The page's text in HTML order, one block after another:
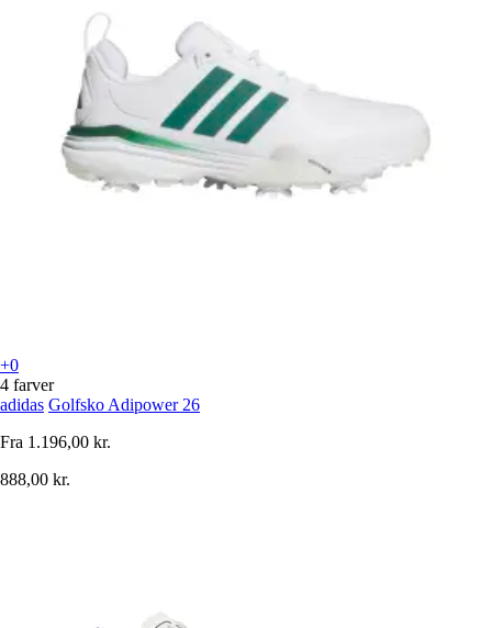
+0
4 farver
adidas Golfsko Adipower 26
Fra 1.196,00 kr.
888,00 kr.